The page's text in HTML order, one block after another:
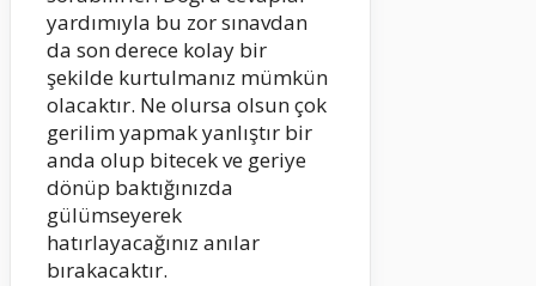
yardımıyla bu zor sınavdan
da son derece kolay bir
şekilde kurtulmanız mümkün
olacaktır. Ne olursa olsun çok
gerilim yapmak yanlıştır bir
anda olup bitecek ve geriye
dönüp baktığınızda
gülümseyerek
hatırlayacağınız anılar
bırakacaktır.